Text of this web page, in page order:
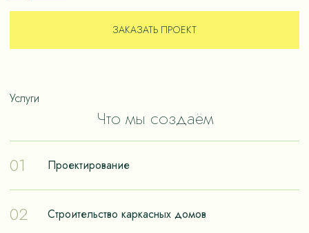
ЗАКАЗАТЬ ПРОЕКТ
Услуги
Что мы создаём
01
Проектирование
реализации мечты о собственном доме. Чтобы дом
02 Строительство каркасных домов